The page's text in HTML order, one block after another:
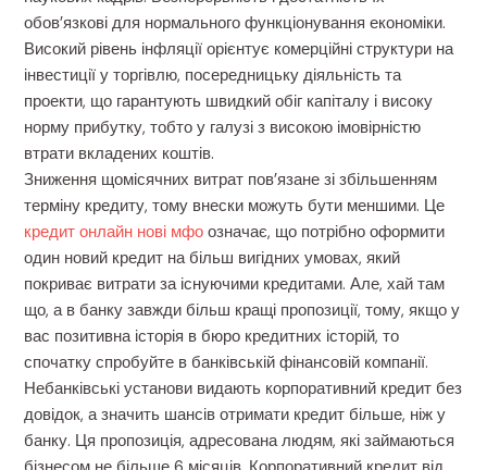
обов’язкові для нормального функціонування економіки.
Високий рівень інфляції орієнтує комерційні структури на
інвестиції у торгівлю, посередницьку діяльність та
проекти, що гарантують швидкий обіг капіталу і високу
норму прибутку, тобто у галузі з високою імовірністю
втрати вкладених коштів.
Зниження щомісячних витрат пов’язане зі збільшенням
терміну кредиту, тому внески можуть бути меншими. Це
кредит онлайн нові мфо означає, що потрібно оформити
один новий кредит на більш вигідних умовах, який
покриває витрати за існуючими кредитами. Але, хай там
що, а в банку завжди більш кращі пропозиції, тому, якщо у
вас позитивна історія в бюро кредитних історій, то
спочатку спробуйте в банківській фінансовій компанії.
Небанківські установи видають корпоративний кредит без
довідок, а значить шансів отримати кредит більше, ніж у
банку. Ця пропозиція, адресована людям, які займаються